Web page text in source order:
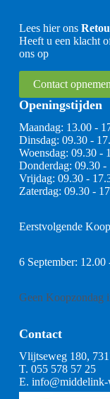
Lees hier ons
Heeft u een klacht
ons op
Contact opnemen
Openingstijden
Maandag: 13.00 -
Dinsdag: 09.30 -
Woensdag: 09.30 -
Donderdag: 09.30 -
Vrijdag: 09.30 -
Zaterdag: 09.30 -
Eerstvolgende
6 September: 12.00
Geen Koopzondag
Contact
Vlijtseweg 180,
T. 055 578 57 25
E. info@middelink-